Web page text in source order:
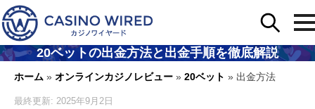
20ベットの出金方法と出金手順を徹底解説
ホーム » オンラインカジノレビュー » 20ベット » 出金方法
最終更新: 2025年9月2日